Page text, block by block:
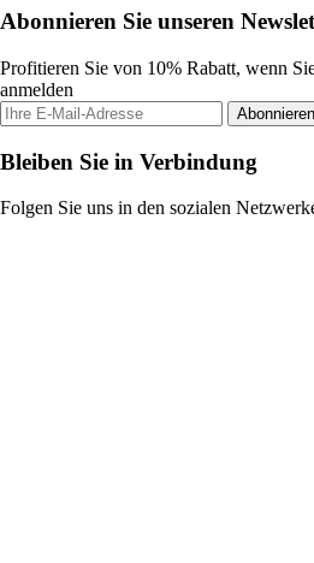
Abonnieren Sie unseren
Profitieren Sie von 10% Rabatt, wenn
anmelden
Abonnieren
Bleiben Sie in Verbindung
Folgen Sie uns in den sozialen